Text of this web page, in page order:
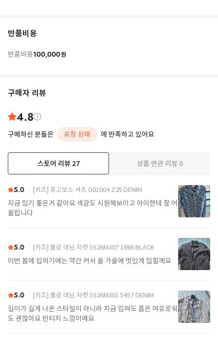
반품비용
반품비용100,000원
구매자 리뷰
4.8
구매하신 분들은 포장 상태 에 만족하고 있어요
스토어 리뷰 27 상품 연관 리뷰 0
5.0 [키즈] 휴고보스 셔츠 G01004 Z25 DENIM
지금 입기 좋은거 같아요 색감도 시원해보이고 아이한테 잘 어
울립니다
5.0 [키즈] 몰로 데님 자켓 5S26M307 1866 BLACK
이번 봄에 입히기에는 약간 커서 올 가을에 멋있게 입힐께요
5.0 [키즈] 몰로 데님 자켓 5S26M301 5457 DENIM
길이가 길게 나온 스타일이 아니라 지금 입혀도 품은 여유로워
도 괜찮아요 빈티지 느낌이예요